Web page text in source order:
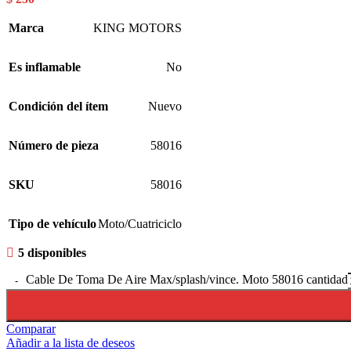
Marca KING MOTORS
Es inflamable No
Condición del ítem Nuevo
Número de pieza 58016
SKU 58016
Tipo de vehículoMoto/Cuatriciclo
5 disponibles
Cable De Toma De Aire Max/splash/vince. Moto 58016 cantidad
Comparar
Añadir a la lista de deseos